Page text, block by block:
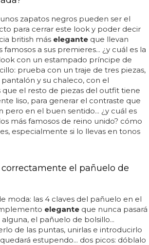
zapatos negros pueden ser el
para cerrar este look y poder decir
british más eleganteque llevan
a sus premieres... ¿y cuál es la
con un estampado príncipe de
prueba con un traje de tres piezas,
y su chaleco, con el
el resto de piezas del outfit tiene
liso, para generar el contraste que
pero en el buen sentido... ¿y cuál es
más famosos de reino unido? cómo
especialmente si lo llevas en tonos
el pañuelo de
moda: las 4 claves del pañuelo en el
eleganteque nunca pasará
el pañuelo de bolsillo...
de las puntas, unirlas e introducirlo
estupendo... dos picos: dóblalo